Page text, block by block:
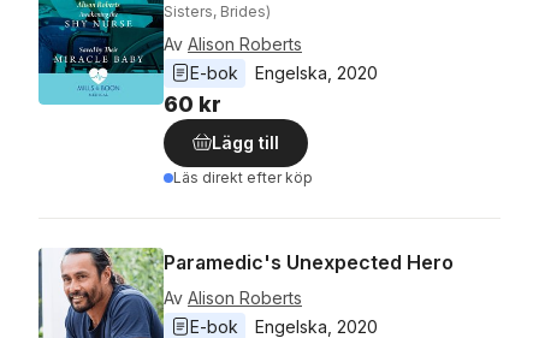
Sisters, Brides)
Av Alison Roberts
E-bok
Engelska 2020
60 kr
Lägg till
Läs direkt efter köp
Paramedic's Unexpected Hero
Av Alison Roberts
E-bok
Engelska 2020